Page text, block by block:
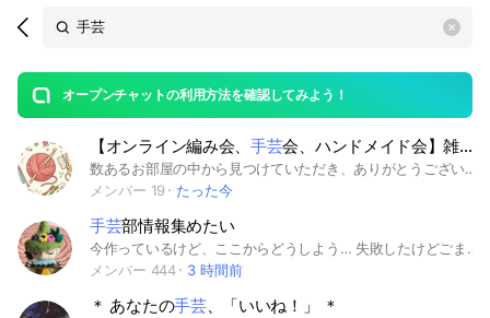
Search
OpenChats
messages
search
area
オープンチャットの利用方法を確認してみよう！
open
​【オンライン編み会、 手芸会、ハンドメイド会】雑談大歓迎＊通話作業（ライブトーク）＆写真投稿🧶​
​数あるお部屋の中から見つけていただき、ありがとうございます✨ ​このオープンチャットは、編み物を中心に、刺繍、フェルト、裁縫など、いろんな手芸・ハンドメイドが大好きな人が集まって、ゆるく繋がる場所です。 ​初心者さんからベテランさんまで、どなたでも大歓迎！ ​🧶 こんなことをするお部屋です ​ライブトークでのオンライン作業会 （不定期で開催します！声出しOK、ミュートで聴くだけの聞き専、コメント参加も大歓迎です♪） （人数がある程度集まれば開催しようと考えております） ​日々の作品の写真投稿・進捗報告 ​手芸に関するお悩み相談や雑談 ​「今は通話できないけど、作ったものを見せ合いたいな」という方の投稿もいつでもお待ちしています。 ​みんなで「それ可愛い！」「今これ作ってます！」とワイワイ楽しみながら、居心地のいいおうちカフェのような場所にしていきましょう☕️ ​⚠️ お願い みんなが楽しく過ごせるよう、作品への批判や、販売の過度な勧誘などはご遠慮ください。お互いにリスペクトを持ってまったり楽しみましょう。 ​お気軽にご参加くださいね♪ #かぎ針#オンライン編み会 #編み物 #手芸 #ハンドメイド #かぎ針編み #フェルト #作業用通話 #聞き専OK #作品投稿 #棒針#手芸#羊毛フェルト#刺繍#刺し子#クロッシェ#手芸会#ライブトーク#宣伝ok#あみぐるみ
メンバー 19
たった今
手芸部情報集めたい
今作っているけど、ここからどうしよう… 失敗したけどごまかす方法あるかな？ 作品出来上がったから見て見てー 何か始めたいけど何がいいかなー 相談ができる場所になればいいなーと思います😊 ※手芸に関する雑談は🆗 #羊毛フェルト #ハンドメイド #樹脂粘土 #レジン #刺繍 #編み物 #縫い物 #ソーイング #刺繍 #レザークラフト#かぎ針 ＃棒針 #レザーカービング #ビーズ #ミニチュア
メンバー 444
3 時間前
＊ あなたの手芸、「いいね！」 ＊